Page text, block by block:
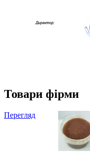
Товари фірми
Перегляд